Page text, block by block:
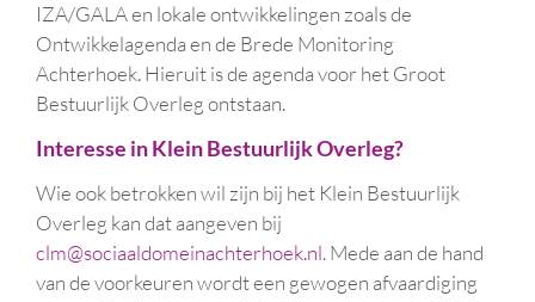
IZA/GALA en lokale ontwikkelingen zoals de
Ontwikkelagenda en de Brede Monitoring
Achterhoek. Hieruit is de agenda voor het Groot
Bestuurlijk Overleg ontstaan.
Interesse in Klein Bestuurlijk Overleg?
Wie ook betrokken wil zijn bij het Klein Bestuurlijk
Overleg kan dat aangeven bij
clm@sociaaldomeinachterhoek.nl. Mede aan de hand
van de voorkeuren wordt een gewogen afvaardiging